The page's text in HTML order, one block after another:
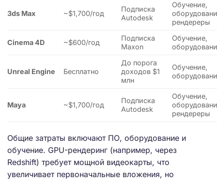
3ds Max ~$1,700/год
Подписка
Autodesk
Обучение,
рендереры
Cinema 4D ~$600/год
Подписка
Maxon
Обучение,
Unreal Engine Бесплатно
До порога
доходов $1
млн
Обучение,
Maya ~$1,700/год
Подписка
Autodesk
Обучение,
рендереры
Общие затраты включают ПО, оборудование и
обучение. GPU-рендеринг (например, через
Redshift) требует мощной видеокарты, что
увеличивает первоначальные вложения, но